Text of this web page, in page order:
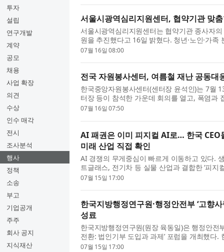
투자
설립
연구개발
계약
공모
채용
사업 확장
의견
수상
인수 매각
전시
조사분석
행사
정책
소송
부고
기업공개
주주
회사 공지
지식재산
서울시광역심리지원센터, 협약기관 맞
서울시광역심리지원센터는 협약기관 종사자
원을 추진했다고 16일 밝혔다. 청년·노인·가
를 반영해...
07월 16일 08:00
전국 자원봉사센터, 여름철 재난 공동대
한국중앙자원봉사센터(센터장 윤석인)는 7월
터장 등이 참석한 가운데 회의를 열고, 폭염과
국 자원봉사센터 공동대응체계를 본격 가동하
07월 16일 07:50
AI 패권은 이미 피지컬 AI로… 한국 CEO
미래 산업 직접 확인
AI 경쟁의 무게중심이 빠르게 이동하고 있다.
트글래스, 전기차 등 실물 산업과 결합한 ‘피지
가운데 국내 기업 CEO와 AI 전문가들이 중국
07월 15일 17:00
한국지방행정연구원·행정안전부 ‘고향
성료
한국지방행정연구원(원장 육동일)은 행정안전
전환: 법인기부 도입과 과제’ 포럼을 개최했다
제가 본격적으로 시행되기 이전부터 제도 설계
07월 15일 17:00